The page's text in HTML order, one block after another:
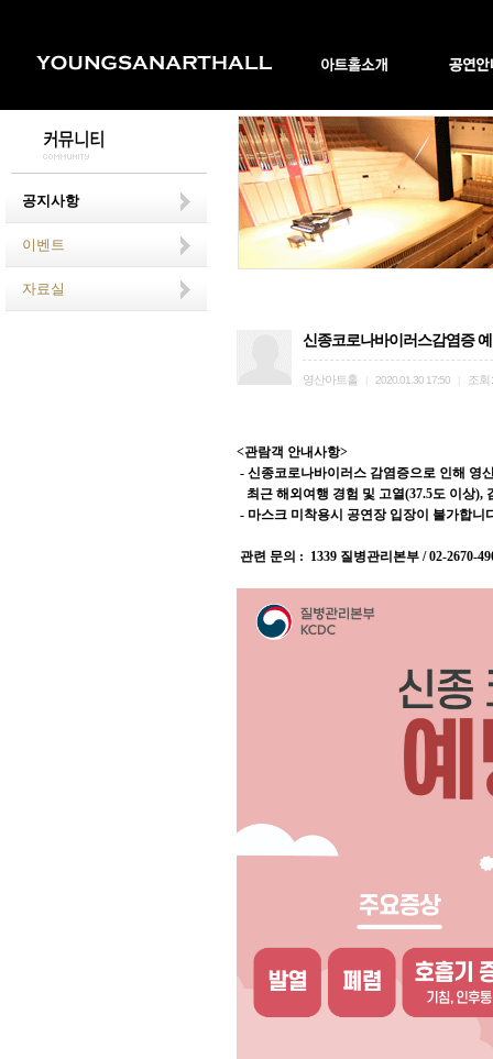
공지사항
이벤트
자료실
신종코로나바이러스감염증
영산아트홀 2020.01.30 17:50 조회
<관람객 안내사항>
- 신종코로나바이러스 감염증으로 인해 영
최근 해외여행 경험 및 고열(37.5도 이상),
- 마스크 미착용시 공연장 입장이 불가합니
관련 문의 : 1339 질병관리본부 /02-2670-